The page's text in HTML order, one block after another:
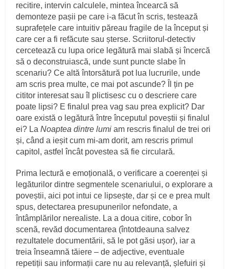
recitire, intervin calculele, mintea încearcă să
demonteze pașii pe care i-a făcut în scris, testează
suprafețele care intuitiv păreau fragile de la început și
care cer a fi refăcute sau șterse. Scriitorul-detectiv
cercetează cu lupa orice legătură mai slabă și încercă
să o deconstruiască, unde sunt puncte slabe în
scenariu? Ce altă întorsătură pot lua lucrurile, unde
am scris prea multe, ce mai pot ascunde? Îl țin pe
cititor interesat sau îl plictisesc cu o descriere care
poate lipsi? E finalul prea vag sau prea explicit? Dar
oare există o legătură între începutul poveștii și finalul
ei? LaNoaptea dintre lumi am rescris finalul de trei ori
și, când a ieșit cum mi-am dorit, am rescris primul
capitol, astfel încât povestea să fie circulară.
Prima lectură e emoțională, o verificare a coerenței și
legăturilor dintre segmentele scenariului, o explorare a
poveștii, aici pot intui ce lipsește, dar și ce e prea mult
spus, detectarea presupunerilor nefondate, a
întâmplărilor nerealiste. La a doua citire, cobor în
scenă, revăd documentarea (întotdeauna salvez
rezultatele documentării, să le pot găsi ușor), iar a
treia înseamnă tăiere – de adjective, eventuale
repetiții sau informații care nu au relevanță, șlefuiri și